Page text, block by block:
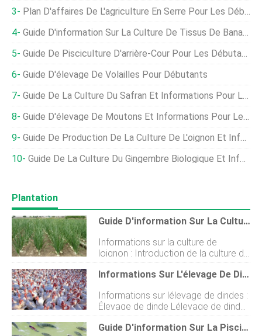
Plan D'affaires De L'agriculture En Serre Pour Les Débutants
Guide D'information Sur La Culture De Tissus De Banane Pour Les Débutants
Guide De Pisciculture D'arrière-Cour Pour Les Débutants
Guide D'élevage De Volailles Pour Débutants
Guide De La Culture Du Safran Et Informations Pour Les Débutants
Guide D'élevage De Moutons Et Informations Pour Les Débutants | Profit
Guide De Production De La Culture De L'oignon Et Informations Pour Les Débutants
Guide De La Culture Du Gingembre Biologique Et Informations Pour Les Débutants
Plantation
Guide D'information Sur La Culture De L'oignon Pour Les Débutants
Informations sur la culture de
loignon : Introduction de la culture de
loignon : - Loignon, également connu
sous le nom doignon bulbe ou
plus cultivé et le plus consommé à
travers le monde. Loignon appartient
à la famille des « Amaryllidaceae » et
au genre « Allium ». Loignon est lune
Informations Sur L'élevage De Dindes Pour Les Débutants
Informations sur lélevage de dindes :
Élevage de dinde Lélevage de dindes
est la meilleure alternative à lélevage
de poulets. Lélevage de dinde gagne
Guide D'information Sur La Pisciculture Du Tilapia Pour Les Débutants